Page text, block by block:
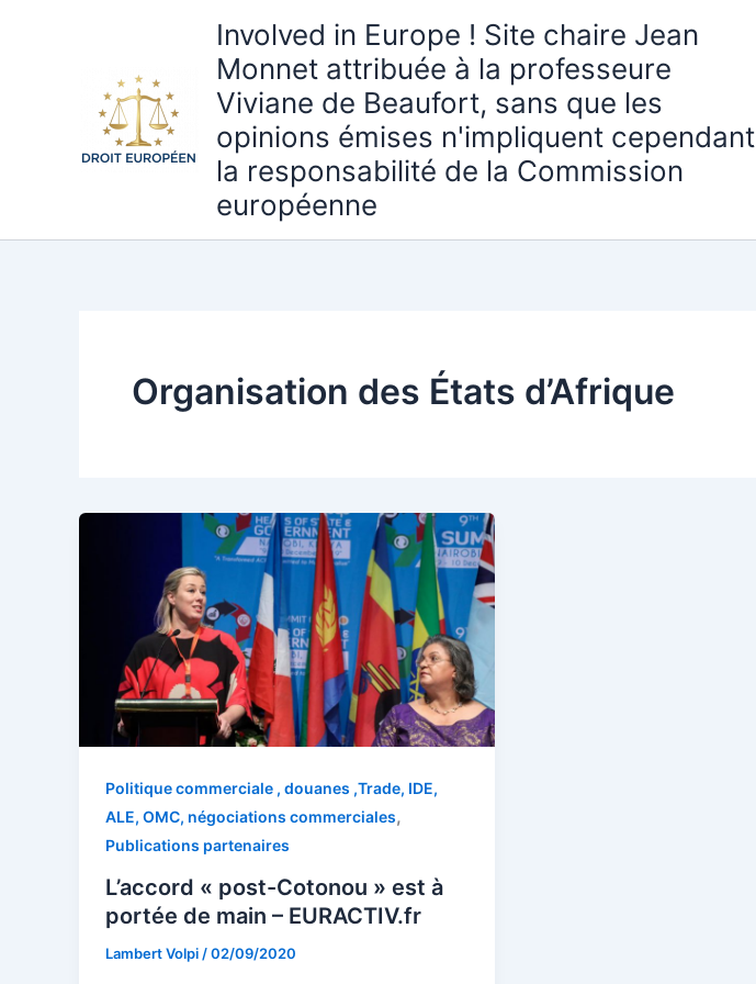
Involved in Europe ! Site chaire Jean
Monnet attribuée à la professeure
Viviane de Beaufort, sans que les
opinions émises n'impliquent cependant
la responsabilité de la Commission
européenne
Organisation des États d’Afrique
Politique commerciale , douanes ,Trade, IDE,
ALE, OMC, négociations commerciales,
Publications partenaires
L’accord « post-Cotonou » est à
portée de main – EURACTIV.fr
Lambert Volpi /02/09/2020